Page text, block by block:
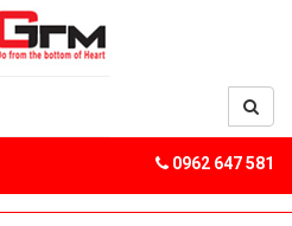
0962 647 581